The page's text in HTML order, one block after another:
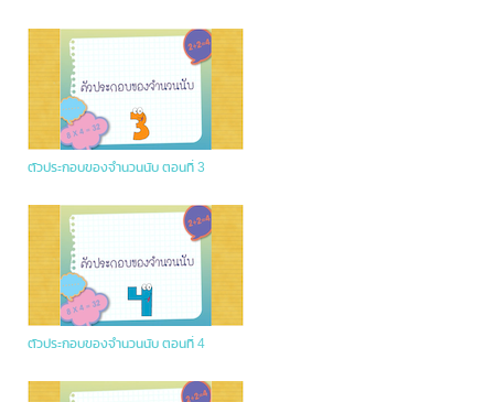
ตัวประกอบของจำนวนนับ ตอนที่ 3
ตัวประกอบของจำนวนนับ ตอนที่ 4